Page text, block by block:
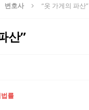
변호사 “옷 가게의 파산”
산”